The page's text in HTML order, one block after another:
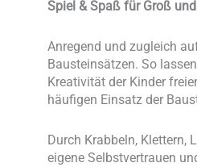
Spiel & Spaß für Groß
Anregend und zugleich
Bausteinsätzen. So
Kreativität der Kinder
häufigen Einsatz der
Durch Krabbeln, Klettern,
eigene Selbstvertrauen
Baumodul
Set
3
Menge